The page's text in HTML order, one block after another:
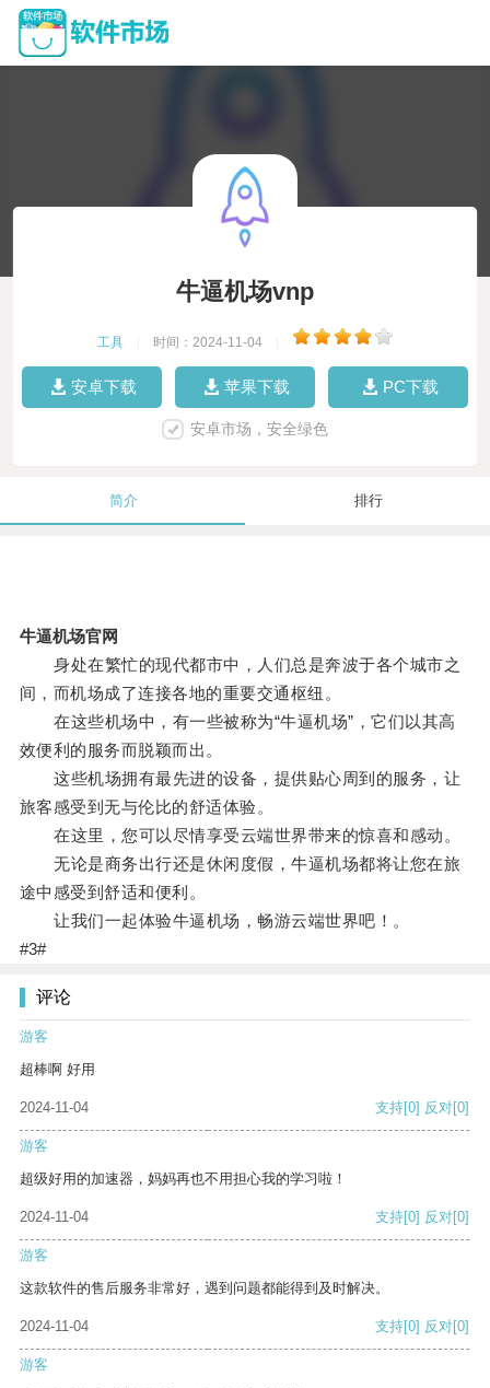
牛逼机场vnp
工具 时间：2024-11-04
安卓下载 苹果下载 PC下载
安卓市场，安全绿色
简介 排行
牛逼机场官网
身处在繁忙的现代都市中，人们总是奔波于各个城市之
间，而机场成了连接各地的重要交通枢纽。
在这些机场中，有一些被称为“牛逼机场”，它们以其高
效便利的服务而脱颖而出。
这些机场拥有最先进的设备，提供贴心周到的服务，让
旅客感受到无与伦比的舒适体验。
在这里，您可以尽情享受云端世界带来的惊喜和感动。
无论是商务出行还是休闲度假，牛逼机场都将让您在旅
途中感受到舒适和便利。
让我们一起体验牛逼机场，畅游云端世界吧！。
#3#
评论
游客
超棒啊 好用
2024-11-04 支持[0] 反对[0]
游客
超级好用的加速器，妈妈再也不用担心我的学习啦！
2024-11-04 支持[0] 反对[0]
游客
这款软件的售后服务非常好，遇到问题都能得到及时解决。
2024-11-04 支持[0] 反对[0]
游客